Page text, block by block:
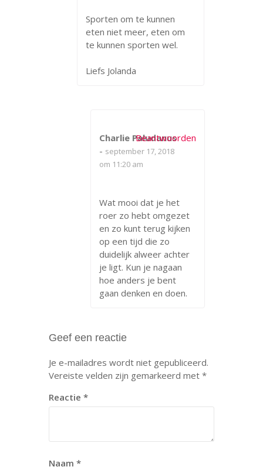
Sporten om te kunnen
eten niet meer, eten om
te kunnen sporten wel.
Liefs Jolanda
Charlie Paludanus
- september 17, 2018
om 11:20 am
Wat mooi dat je het
roer zo hebt omgezet
en zo kunt terug kijken
op een tijd die zo
duidelijk alweer achter
je ligt. Kun je nagaan
hoe anders je bent
gaan denken en doen.
Beantwoorden
Geef een reactie
Je e-mailadres wordt niet gepubliceerd.
Vereiste velden zijn gemarkeerd met *
Reactie *
Naam *